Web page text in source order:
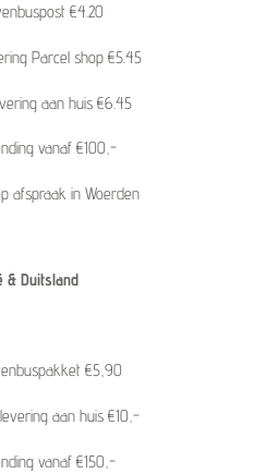
€4.20
Parcel shop €5.45
aan huis €6.45
vanaf €100,-
afspraak in Woerden
& Duitsland
€5,90
aan huis €10,-
vanaf €150,-